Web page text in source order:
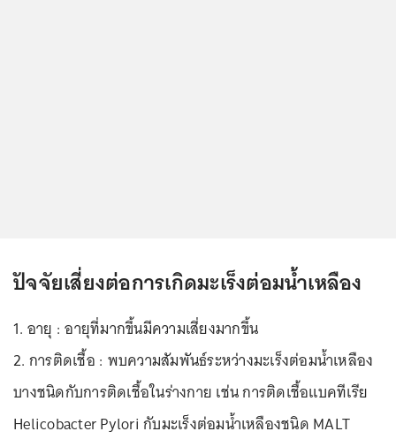
ปัจจัยเสี่ยงต่อการเกิดมะเร็งต่อมน้ำเหลือง
1. อายุ : อายุที่มากขึ้นมีความเสี่ยงมากขึ้น
2. การติดเชื้อ : พบความสัมพันธ์ระหว่างมะเร็งต่อมน้ำเหลือง
บางชนิดกับการติดเชื้อในร่างกาย เช่น การติดเชื้อแบคทีเรีย
Helicobacter Pylori กับมะเร็งต่อมน้ำเหลืองชนิด MALT